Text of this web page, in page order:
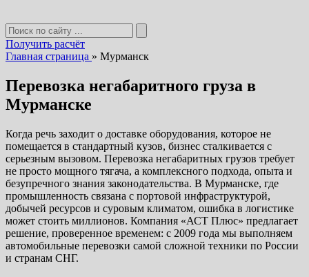
Получить расчёт
Главная страница » Мурманск
Перевозка негабаритного груза в
Мурманске
Когда речь заходит о доставке оборудования, которое не
помещается в стандартный кузов, бизнес сталкивается с
серьезным вызовом. Перевозка негабаритных грузов требует
не просто мощного тягача, а комплексного подхода, опыта и
безупречного знания законодательства. В Мурманске, где
промышленность связана с портовой инфраструктурой,
добычей ресурсов и суровым климатом, ошибка в логистике
может стоить миллионов. Компания «АСТ Плюс» предлагает
решение, проверенное временем: с 2009 года мы выполняем
автомобильные перевозки самой сложной техники по России
и странам СНГ.